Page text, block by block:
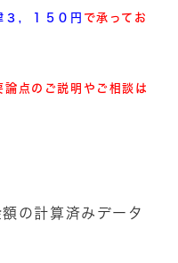
３，１５０円 で承ってお
点のご説明やご相談は
の計算済みデータ